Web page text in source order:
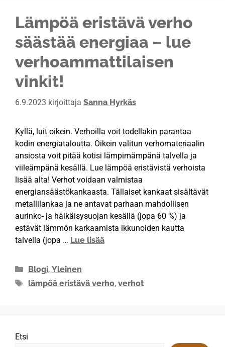
Lämpöä eristävä verho
säästää energiaa – lue
verhoammattilaisen
vinkit!
6.9.2023 kirjoittaja Sanna Hyrkäs
Kyllä, luit oikein. Verhoilla voit todellakin parantaa
kodin energiataloutta. Oikein valitun verhomateriaalin
ansiosta voit pitää kotisi lämpimämpänä talvella ja
viileämpänä kesällä. Lue lämpöä eristävistä verhoista
lisää alta! Verhot voidaan valmistaa
energiansäästökankaasta. Tällaiset kankaat sisältävät
metallilankaa ja ne antavat parhaan mahdollisen
aurinko- ja häikäisysuojan kesällä (jopa 60 %) ja
estävät lämmön karkaamista ikkunoiden kautta
talvella (jopa … Lue lisää
Blogi, Yleinen
lämpöä eristävä verho, verhot
Etsi